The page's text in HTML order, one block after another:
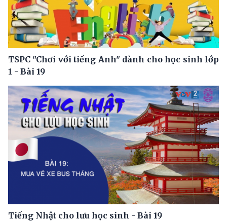
TSPC "Chơi với tiếng Anh" dành cho học sinh lớp
1 - Bài 19
Tiếng Nhật cho lưu học sinh - Bài 19